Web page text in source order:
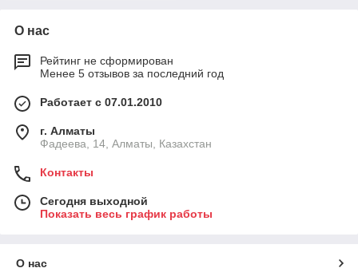
О нас
Рейтинг не сформирован
Менее 5 отзывов за последний год
Работает с 07.01.2010
г. Алматы
Фадеева, 14, Алматы, Казахстан
Контакты
Сегодня выходной
Показать весь график работы
О нас